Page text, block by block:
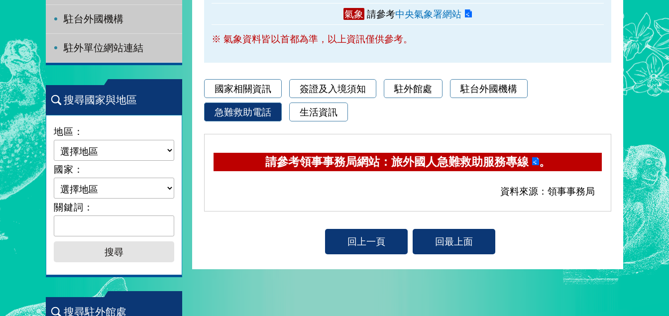
結]"
駐台外國機構
駐外單位網站連結
搜尋國家與地區
地區：
國家：
關鍵詞：
搜尋駐外館處
氣象 請參考中央氣象署網站
※ 氣象資料皆以首都為準，以上資訊僅供參考。
國家相關資訊 簽證及入境須知 駐外館處 駐台外國機構
急難救助電話 生活資訊
請參考領事事務局網站： 旅外國人急難救助服務專線 。
資料來源：領事事務局
回上一頁 回最上面